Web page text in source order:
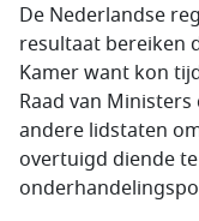
De Nederlandse
resultaat bereiken
Kamer want kon
Raad van
andere lidstaten
overtuigd diende